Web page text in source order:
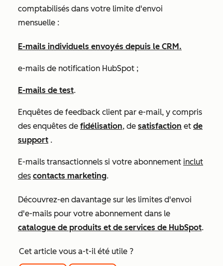
comptabilisés dans votre limite d'envoi
mensuelle :
E-mails individuels envoyés depuis le CRM.
e-mails de notification HubSpot ;
E-mails de test.
Enquêtes de feedback client par e-mail, y compris
des enquêtes de fidélisation, de satisfaction et de
support .
E-mails transactionnels si votre abonnement inclut
des contacts marketing.
Découvrez-en davantage sur les limites d'envoi
d'e-mails pour votre abonnement dans le
catalogue de produits et de services de HubSpot.
Cet article vous a-t-il été utile ?